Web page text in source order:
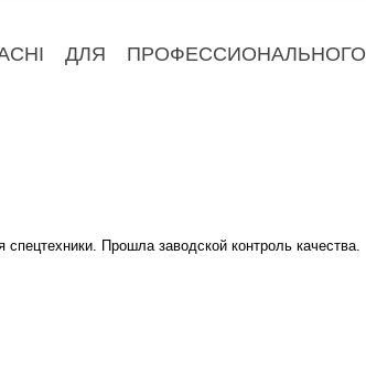
ДЛЯ ПРОФЕССИОНАЛЬНОГО
Прошла заводской контроль качества.